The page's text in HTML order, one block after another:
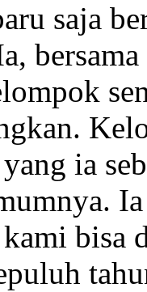
saja
ia
bisa